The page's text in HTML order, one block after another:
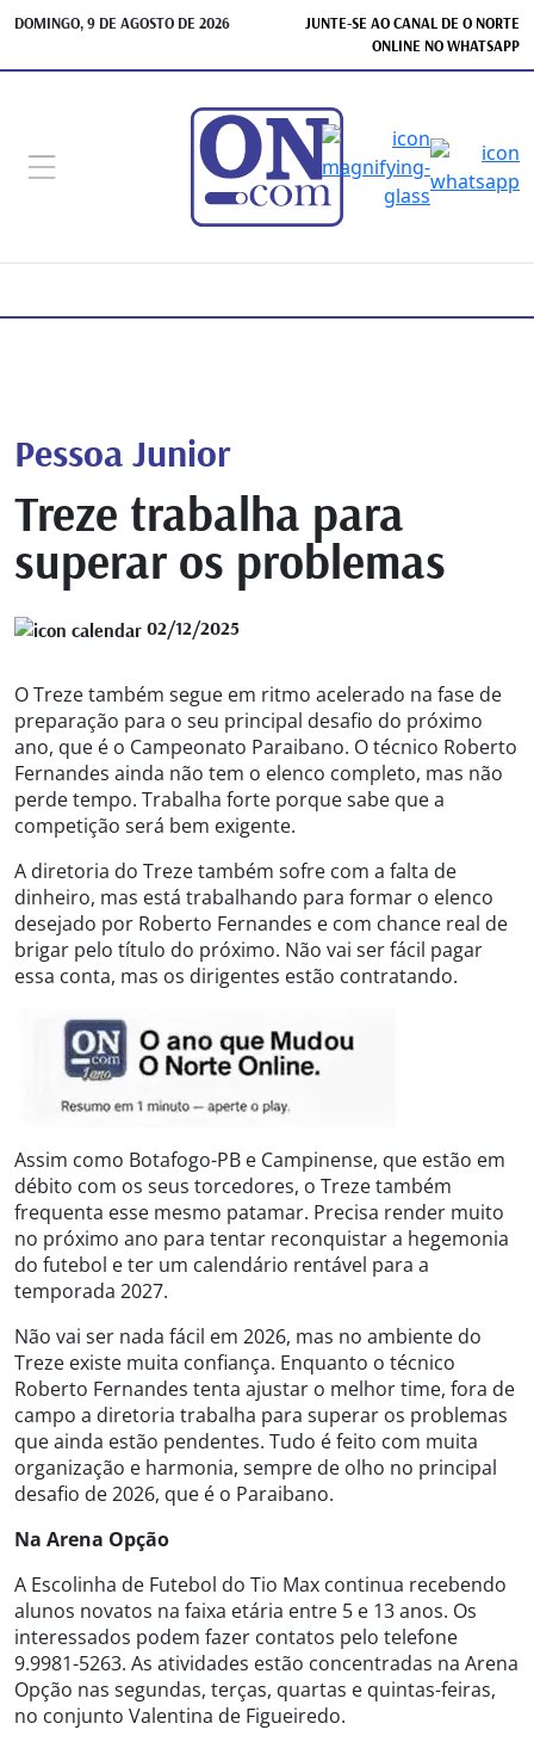
DOMINGO, 9 DE AGOSTO DE 2026
JUNTE-SE AO CANAL DE O NORTE
ONLINE NO WHATSAPP
Pessoa Junior
Treze trabalha para
superar os problemas
02/12/2025
O Treze também segue em ritmo acelerado na fase de
preparação para o seu principal desafio do próximo
ano, que é o Campeonato Paraibano. O técnico Roberto
Fernandes ainda não tem o elenco completo, mas não
perde tempo. Trabalha forte porque sabe que a
competição será bem exigente.
A diretoria do Treze também sofre com a falta de
dinheiro, mas está trabalhando para formar o elenco
desejado por Roberto Fernandes e com chance real de
brigar pelo título do próximo. Não vai ser fácil pagar
essa conta, mas os dirigentes estão contratando.
Assim como Botafogo-PB e Campinense, que estão em
débito com os seus torcedores, o Treze também
frequenta esse mesmo patamar. Precisa render muito
no próximo ano para tentar reconquistar a hegemonia
do futebol e ter um calendário rentável para a
temporada 2027.
Não vai ser nada fácil em 2026, mas no ambiente do
Treze existe muita confiança. Enquanto o técnico
Roberto Fernandes tenta ajustar o melhor time, fora de
campo a diretoria trabalha para superar os problemas
que ainda estão pendentes. Tudo é feito com muita
organização e harmonia, sempre de olho no principal
desafio de 2026, que é o Paraibano.
Na Arena Opção
A Escolinha de Futebol do Tio Max continua recebendo
alunos novatos na faixa etária entre 5 e 13 anos. Os
interessados podem fazer contatos pelo telefone
9.9981-5263. As atividades estão concentradas na Arena
Opção nas segundas, terças, quartas e quintas-feiras,
no conjunto Valentina de Figueiredo.